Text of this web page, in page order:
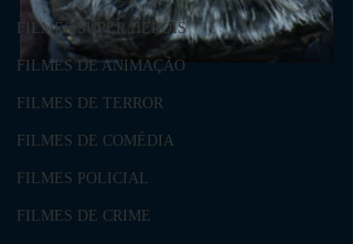
FILMES SUPER HERÓIS
FILMES DE ANIMAÇÃO
FILMES DE TERROR
FILMES DE COMÉDIA
FILMES POLICIAL
FILMES DE CRIME